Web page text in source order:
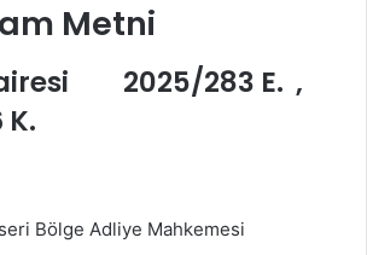
Metni
2025/283 E. ,
K.
Bölge Adliye Mahkemesi